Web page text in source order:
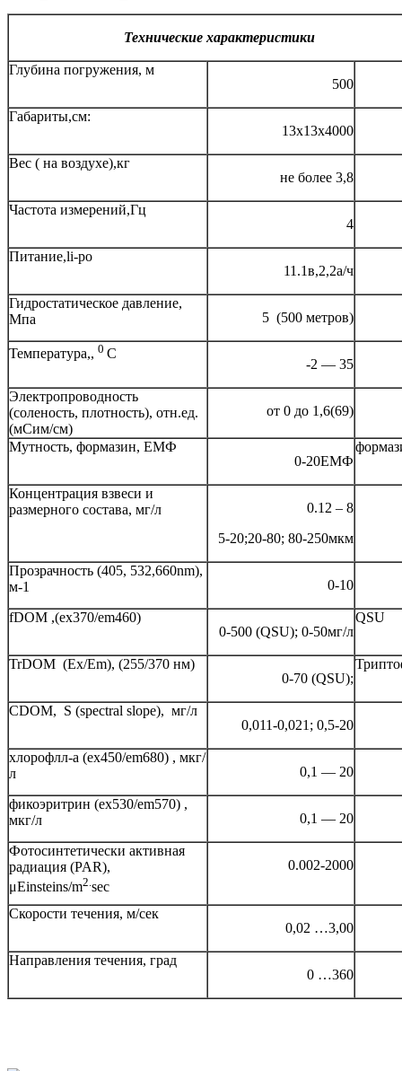
Технические характеристики
Глубина погружения, м
500
Габариты,см:
13х13х4000
Вес ( на воздухе),кг
не более 3,8
Частота измерений,Гц
4
Питание,li-po
11.1в,2,2а/ч
Гидростатическое давление,
Мпа
5 (500 метров)
Температура,, 0 С
-2 — 35
Электропроводность
(соленость, плотность), отн.ед.
(мСим/см)
от 0 до 1,6(69)
Мутность, формазин, ЕМФ
0-20ЕМФ
Концентрация взвеси и
размерного состава, мг/л
0.12 – 8
5-20;20-80; 80-250мкм
Прозрачность (405, 532,660nm),
м-1
0-10
fDOM ,(ex370/em460)
0-500 (QSU); 0-50мг/л
QSU
TrDOM (Ex/Em), (255/370 нм)
0-70 (QSU);
CDOM, S (spectral slope), мг/л
0,011-0,021; 0,5-20
хлорофлл-а (ex450/em680) , мкг/
л
0,1 — 20
фикоэритрин (ex530/em570) ,
мкг/л
0,1 — 20
Фотосинтетически активная
радиация (PAR),
μEinsteins/m2.sec
0.002-2000
Скорости течения, м/сек
0,02 …3,00
Направления течения, град
0 …360